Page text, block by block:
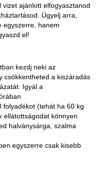
ajánlott elfogyasztanod
Ügyelj arra,
egyszerre, hanem
el!
kezdj neki az
csökkentheted a kiszáradás
Igyál a
folyadékot (tehát ha 60 kg
ellátottságodat könnyen
halványsárga, szalma
egyszerre csak kisebb